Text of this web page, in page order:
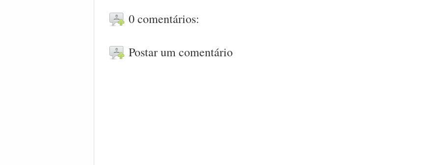
0 comentários:
Postar um comentário